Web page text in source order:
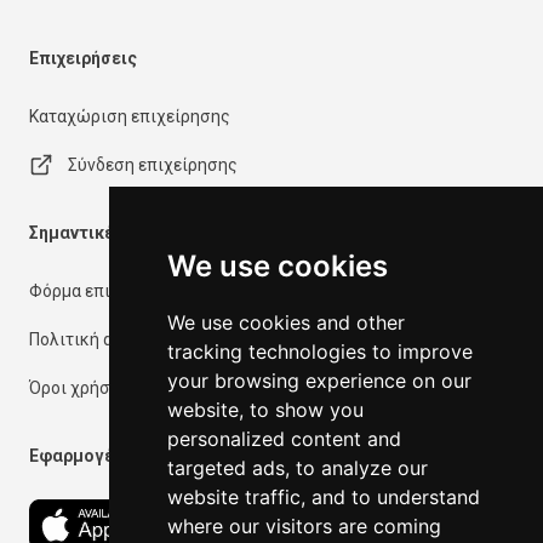
We use cookies
We use cookies and other
tracking technologies to improve
your browsing experience on our
website, to show you
personalized content and
targeted ads, to analyze our
website traffic, and to understand
where our visitors are coming
Επιχειρήσεις
Καταχώριση επιχείρησης
Σύνδεση επιχείρησης
Σημαντικές πληροφορίες
Φόρμα επικοινωνίας
Πολιτική απορρήτου
Όροι χρήσης
Εφαρμογές